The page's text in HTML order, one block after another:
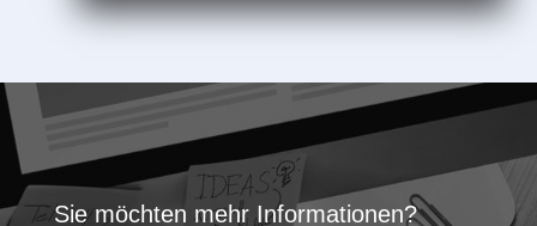
Sie möchten mehr Informationen?